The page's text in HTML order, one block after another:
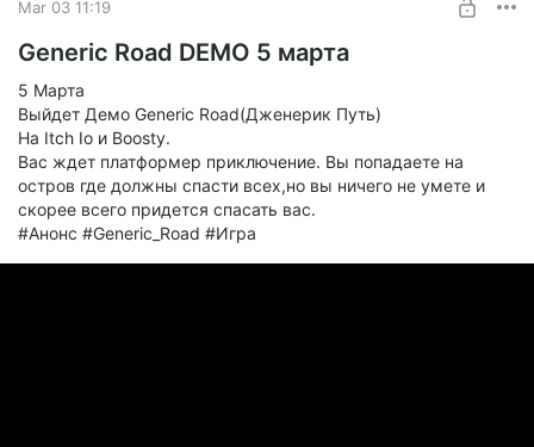
Mar 03 11:19
Generic Road DEMO 5 марта
5 Марта
Выйдет Демо Generic Road(Дженерик Путь)
На Itch Io и Boosty.
Вас ждет платформер приключение. Вы попадаете на
остров где должны спасти всех,но вы ничего не умете и
скорее всего придется спасать вас.
#Анонс #Generic_Road #Игра